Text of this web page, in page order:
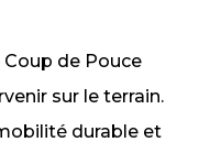
Coup de Pouce
sur le terrain.
durable et